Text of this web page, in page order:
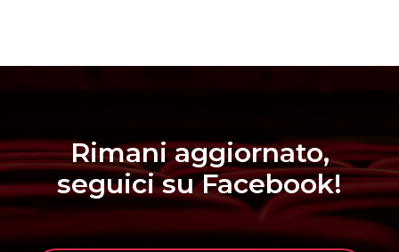
Rimani aggiornato,
seguici su Facebook!